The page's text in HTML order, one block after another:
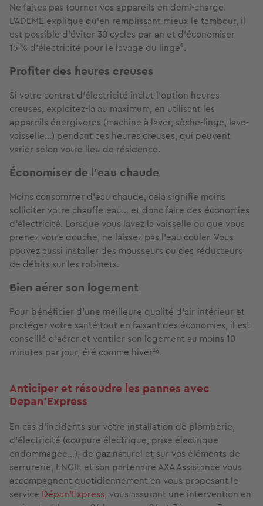
Ne faites pas tourner vos appareils en demi-charge.
L’ADEME explique qu’en remplissant mieux le tambour, il
est possible d’éviter 30 cycles par an et d’économiser
15 % d'électricité pour le lavage du linge⁹.
Profiter des heures creuses
Si votre contrat d'électricité inclut l’option heures
creuses, exploitez-la au maximum, en utilisant les
appareils énergivores (machine à laver, sèche-linge, lave-
vaisselle…) pendant ces heures creuses, qui peuvent
varier selon votre lieu de résidence.
Économiser de l'eau chaude
Moins consommer d’eau chaude, cela signifie moins
solliciter votre chauffe-eau… et donc faire des économies
d’électricité. Lorsque vous lavez la vaisselle ou que vous
prenez votre douche, ne laissez pas l’eau couler. Vous
pouvez aussi installer des mousseurs ou des réducteurs
de débits sur les robinets.
Bien aérer son logement
Pour bénéficier d’une meilleure qualité d’air intérieur et
protéger votre santé tout en faisant des économies, il est
conseillé d’aérer et ventiler son logement au moins 10
minutes par jour, été comme hiver¹º.
Anticiper et résoudre les pannes avec
Depan’Express
En cas d’incidents sur votre installation de plomberie,
d’électricité (coupure électrique, prise électrique
endommagée…), de gaz naturel et sur vos éléments de
serrurerie, ENGIE et son partenaire AXA Assistance vous
accompagnent quotidiennement en vous proposant le
service Dépan’Express, vous assurant une intervention en